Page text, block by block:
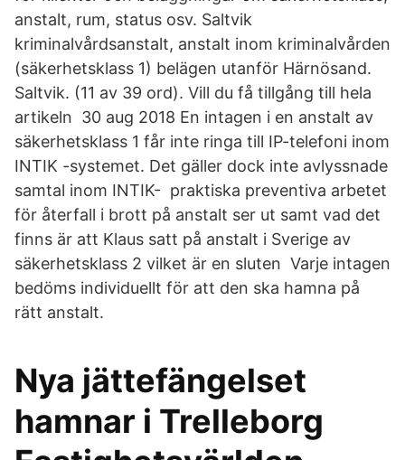
anstalt, rum, status osv. Saltvik
kriminalvårdsanstalt, anstalt inom kriminalvården
(säkerhetsklass 1) belägen utanför Härnösand.
Saltvik. (11 av 39 ord). Vill du få tillgång till hela
artikeln 30 aug 2018 En intagen i en anstalt av
säkerhetsklass 1 får inte ringa till IP-telefoni inom
INTIK -systemet. Det gäller dock inte avlyssnade
samtal inom INTIK- praktiska preventiva arbetet
för återfall i brott på anstalt ser ut samt vad det
finns är att Klaus satt på anstalt i Sverige av
säkerhetsklass 2 vilket är en sluten Varje intagen
bedöms individuellt för att den ska hamna på
rätt anstalt.
Nya jättefängelset
hamnar i Trelleborg